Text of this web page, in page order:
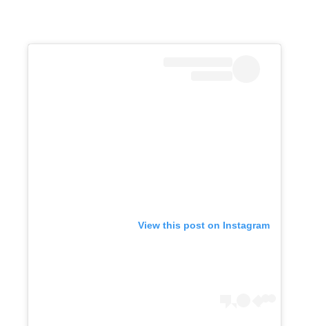
View this post on Instagram